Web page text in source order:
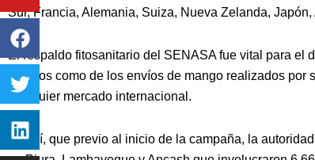
Sur, Francia, Alemania, Suiza, Nueva Zelanda,
El respaldo fitosanitario del SENASA fue vital para el
campos como de los envíos de mango realizados
cualquier mercado internacional.
Es así, que previo al inicio de la campaña, la